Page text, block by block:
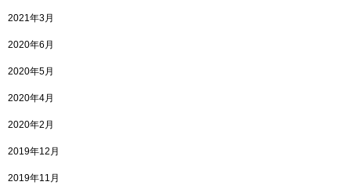
2021年3月
2020年6月
2020年5月
2020年4月
2020年2月
2019年12月
2019年11月